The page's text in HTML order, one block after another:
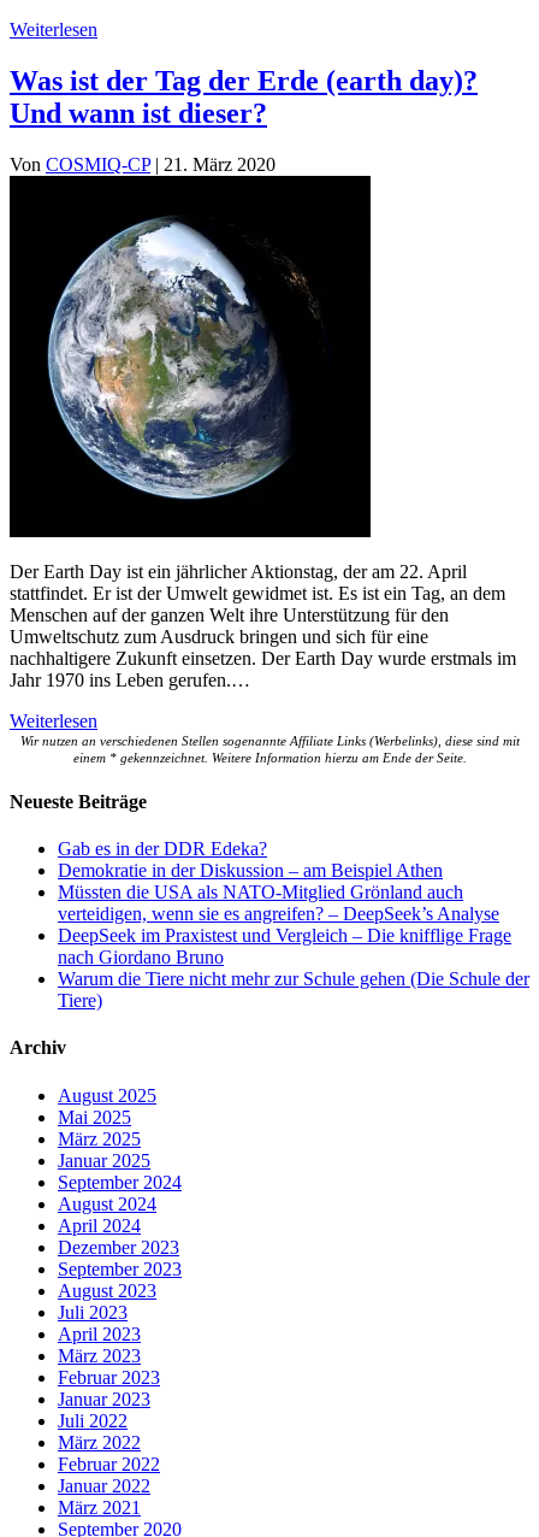
Weiterlesen
Was ist der Tag der Erde (earth day)?
Und wann ist dieser?
Von COSMIQ-CP| 21. März 2020
Der Earth Day ist ein jährlicher Aktionstag, der am 22. April
stattfindet. Er ist der Umwelt gewidmet ist. Es ist ein Tag, an dem
Menschen auf der ganzen Welt ihre Unterstützung für den
Umweltschutz zum Ausdruck bringen und sich für eine
nachhaltigere Zukunft einsetzen. Der Earth Day wurde erstmals im
Jahr 1970 ins Leben gerufen.…
Weiterlesen
Wir nutzen an verschiedenen Stellen sogenannte Affiliate Links (Werbelinks), diese sind mit
einem * gekennzeichnet. Weitere Information hierzu am Ende der Seite.
Neueste Beiträge
Gab es in der DDR Edeka?
Demokratie in der Diskussion – am Beispiel Athen
Müssten die USA als NATO-Mitglied Grönland auch
verteidigen, wenn sie es angreifen? – DeepSeek’s Analyse
DeepSeek im Praxistest und Vergleich – Die knifflige Frage
nach Giordano Bruno
Warum die Tiere nicht mehr zur Schule gehen (Die Schule der
Tiere)
Archiv
August 2025
Mai 2025
März 2025
Januar 2025
September 2024
August 2024
April 2024
Dezember 2023
September 2023
August 2023
Juli 2023
April 2023
März 2023
Februar 2023
Januar 2023
Juli 2022
März 2022
Februar 2022
Januar 2022
März 2021
September 2020